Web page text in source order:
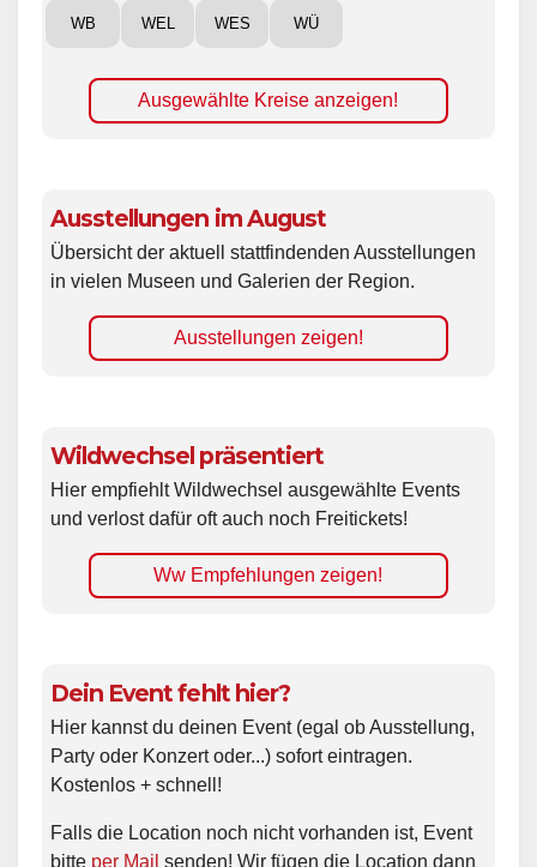
WB WEL WES WÜ
Ausgewählte Kreise anzeigen!
Ausstellungen im August
Übersicht der aktuell stattfindenden Ausstellungen
in vielen Museen und Galerien der Region.
Ausstellungen zeigen!
Wildwechsel präsentiert
Hier empfiehlt Wildwechsel ausgewählte Events
und verlost dafür oft auch noch Freitickets!
Ww Empfehlungen zeigen!
Dein Event fehlt hier?
Hier kannst du deinen Event (egal ob Ausstellung,
Party oder Konzert oder...) sofort eintragen.
Kostenlos + schnell!
Falls die Location noch nicht vorhanden ist, Event
bitte per Mail senden! Wir fügen die Location dann